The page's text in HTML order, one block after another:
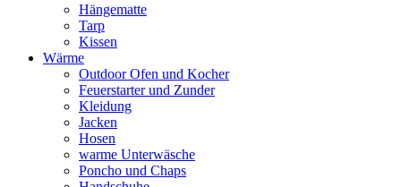
Hängematte
Tarp
Kissen
Wärme
Outdoor Ofen und Kocher
Feuerstarter und Zunder
Kleidung
Jacken
Hosen
warme Unterwäsche
Poncho und Chaps